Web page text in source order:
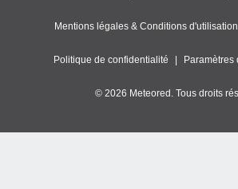
Mentions légales & Conditions d'utilisation
Politique de confidentialité Paramètres
© 2026 Meteored. Tous droits